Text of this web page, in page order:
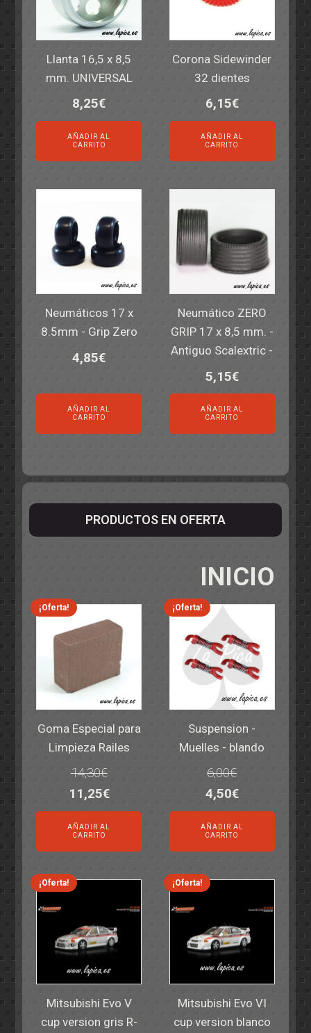
Llanta 16,5 x 8,5
mm. UNIVERSAL
8,25€
AÑADIR AL
CARRITO
Corona Sidewinder
32 dientes
6,15€
AÑADIR AL
CARRITO
Neumáticos 17 x
8.5mm - Grip Zero
4,85€
AÑADIR AL
CARRITO
Neumático ZERO
GRIP 17 x 8,5 mm. -
Antiguo Scalextric -
5,15€
AÑADIR AL
CARRITO
PRODUCTOS EN OFERTA
INICIO
¡Oferta!
Goma Especial para
Limpieza Railes
14,30€
El
precio
original
era:
14,30€.
11,25€El
precio
actual
es:
11,25€.
AÑADIR AL
CARRITO
¡Oferta!
Suspension -
Muelles - blando
6,00€
El
precio
original
era:
6,00€.
4,50€El
precio
actual
es:
4,50€.
AÑADIR AL
CARRITO
¡Oferta!
Mitsubishi Evo V
cup version gris R-
¡Oferta!
Mitsubishi Evo VI
cup version blanco